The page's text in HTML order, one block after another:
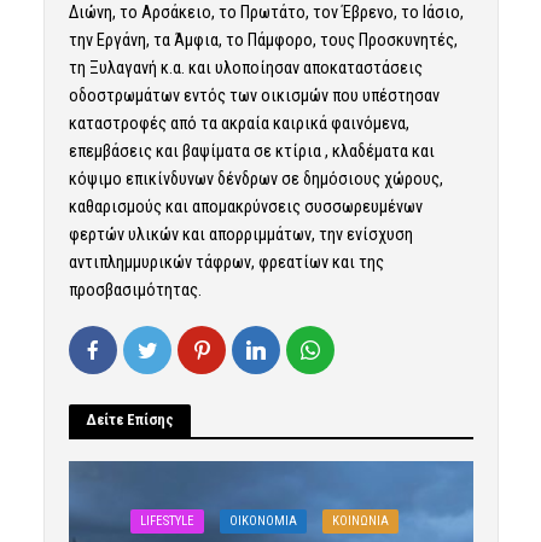
Διώνη, το Αρσάκειο, το Πρωτάτο, τον Έβρενο, το Ιάσιο,
την Εργάνη, τα Άμφια, το Πάμφορο, τους Προσκυνητές,
τη Ξυλαγανή κ.α. και υλοποίησαν αποκαταστάσεις
οδοστρωμάτων εντός των οικισμών που υπέστησαν
καταστροφές από τα ακραία καιρικά φαινόμενα,
επεμβάσεις και βαψίματα σε κτίρια , κλαδέματα και
κόψιμο επικίνδυνων δένδρων σε δημόσιους χώρους,
καθαρισμούς και απομακρύνσεις συσσωρευμένων
φερτών υλικών και απορριμμάτων, την ενίσχυση
αντιπλημμυρικών τάφρων, φρεατίων και της
προσβασιμότητας.
Δείτε Επίσης
LIFESTYLE OIKONOMIA ΚΟΙΝΩΝΙΑ